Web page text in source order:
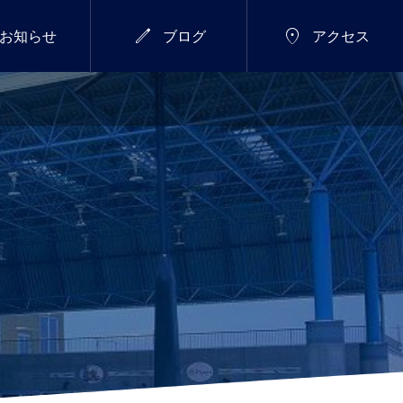
知らせ  ブログ  アクセス
7/18(土)～26(日)
サマーウィーク開催し
ます！

新年のご挨拶
2026.01.01
